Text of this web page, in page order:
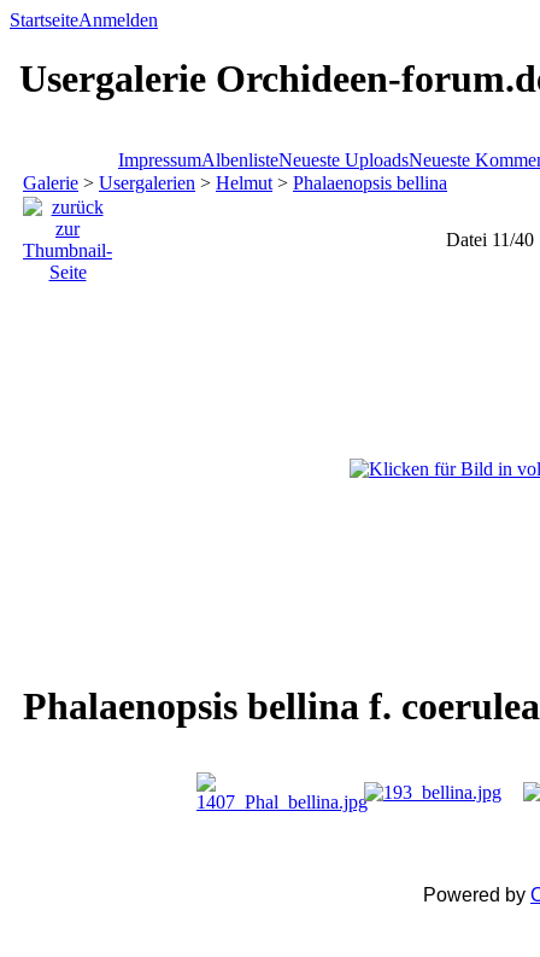
StartseiteAnmelden
Usergalerie Orchideen-
ImpressumAlbenlisteNeueste UploadsNeueste
Galerie > Usergalerien > Helmut > Phalaenopsis bellina
Datei 11/40
Phalaenopsis bellina f. coerulea
Powered by